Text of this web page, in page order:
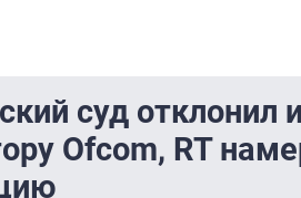
суд отклонил
Ofcom, RT